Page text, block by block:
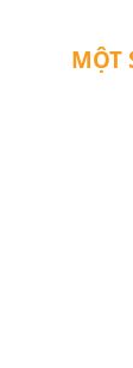
MỘT